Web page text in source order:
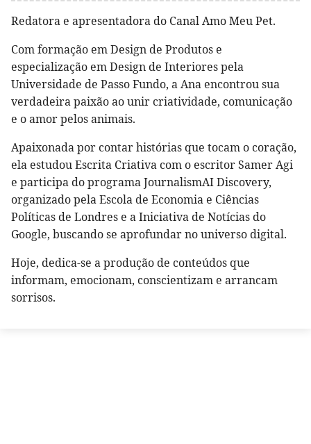
Redatora e apresentadora do Canal Amo Meu Pet.
Com formação em Design de Produtos e
especialização em Design de Interiores pela
Universidade de Passo Fundo, a Ana encontrou sua
verdadeira paixão ao unir criatividade, comunicação
e o amor pelos animais.
Apaixonada por contar histórias que tocam o coração,
ela estudou Escrita Criativa com o escritor Samer Agi
e participa do programa JournalismAI Discovery,
organizado pela Escola de Economia e Ciências
Políticas de Londres e a Iniciativa de Notícias do
Google, buscando se aprofundar no universo digital.
Hoje, dedica-se a produção de conteúdos que
informam, emocionam, conscientizam e arrancam
sorrisos.